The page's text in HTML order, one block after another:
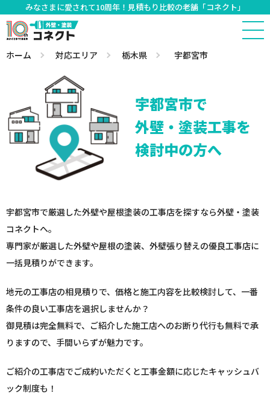
みなさまに愛されて10周年！見積もり比較の老舗「コネクト」
ホーム 対応エリア 栃木県 宇都宮市
宇都宮市で
外壁・塗装工事を
検討中の方へ
宇都宮市で厳選した外壁や屋根塗装の工事店を探すなら外壁・塗装
コネクトへ。
専門家が厳選した外壁や屋根の塗装、外壁張り替えの優良工事店に
一括見積りができます。
地元の工事店の相見積りで、価格と施工内容を比較検討して、一番
条件の良い工事店を選択しませんか？
御見積は完全無料で、ご紹介した施工店へのお断り代行も無料で承
りますので、手間いらずが魅力です。
ご紹介の工事店でご成約いただくと工事金額に応じたキャッシュバ
ック制度も！